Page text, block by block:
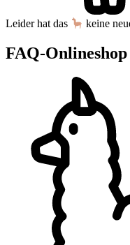
Leider hat das keine
FAQ-Onlineshop